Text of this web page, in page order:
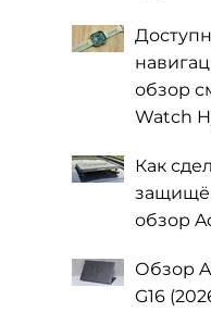
обзор
Watch
Как
обзор
Обзор
G16